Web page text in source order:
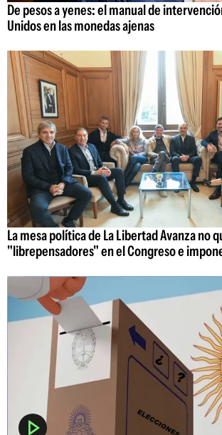
De pesos a yenes: el manual de
Unidos en las monedas ajenas
La mesa política de La Libertad Avanza no
"librepensadores" en el Congreso e